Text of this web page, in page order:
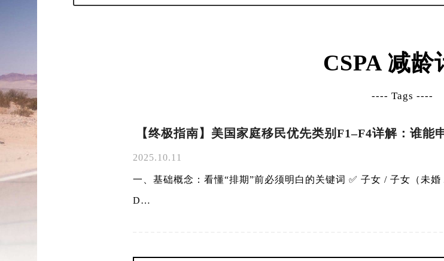
CSPA 减龄
---- Tags ----
【终极指南】美国家庭移民优先类别F1–F4详解：谁能
2025.10.11
一、基础概念：看懂“排期”前必须明白的关键词 ✅ 子女 / 子女（未
D…